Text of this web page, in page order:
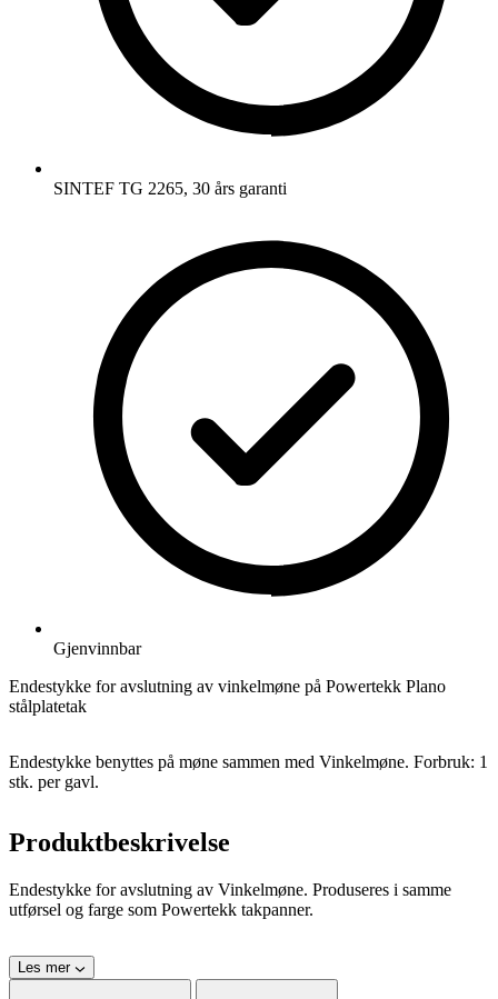
SINTEF TG 2265, 30 års garanti
Gjenvinnbar
Endestykke for avslutning av vinkelmøne på Powertekk Plano
stålplatetak
Endestykke benyttes på møne sammen med Vinkelmøne. Forbruk: 1
stk. per gavl.
Produktbeskrivelse
Endestykke for avslutning av Vinkelmøne. Produseres i samme
utførsel og farge som Powertekk takpanner.
Les mer